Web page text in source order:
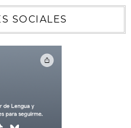
SOCIALES